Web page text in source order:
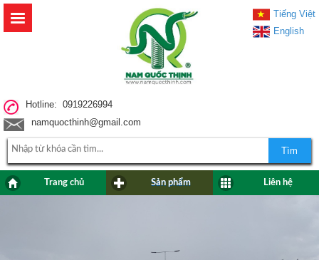
Hotline: 0919226994
namquocthinh@gmail.com
Tiếng Việt
English
Tìm
Trang chủ Sản phẩm Liên hệ